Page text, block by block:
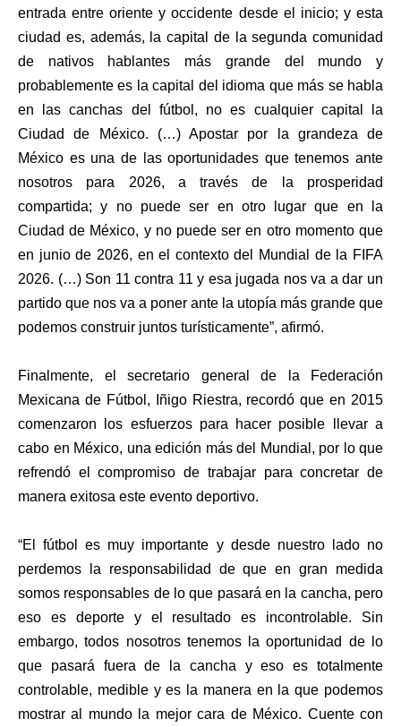
entrada entre oriente y occidente desde el inicio; y esta
ciudad es, además, la capital de la segunda comunidad
de nativos hablantes más grande del mundo y
probablemente es la capital del idioma que más se habla
en las canchas del fútbol, no es cualquier capital la
Ciudad de México. (…) Apostar por la grandeza de
México es una de las oportunidades que tenemos ante
nosotros para 2026, a través de la prosperidad
compartida; y no puede ser en otro lugar que en la
Ciudad de México, y no puede ser en otro momento que
en junio de 2026, en el contexto del Mundial de la FIFA
2026. (…) Son 11 contra 11 y esa jugada nos va a dar un
partido que nos va a poner ante la utopía más grande que
podemos construir juntos turísticamente”, afirmó.
Finalmente, el secretario general de la Federación
Mexicana de Fútbol, Iñigo Riestra, recordó que en 2015
comenzaron los esfuerzos para hacer posible llevar a
cabo en México, una edición más del Mundial, por lo que
refrendó el compromiso de trabajar para concretar de
manera exitosa este evento deportivo.
“El fútbol es muy importante y desde nuestro lado no
perdemos la responsabilidad de que en gran medida
somos responsables de lo que pasará en la cancha, pero
eso es deporte y el resultado es incontrolable. Sin
embargo, todos nosotros tenemos la oportunidad de lo
que pasará fuera de la cancha y eso es totalmente
controlable, medible y es la manera en la que podemos
mostrar al mundo la mejor cara de México. Cuente con